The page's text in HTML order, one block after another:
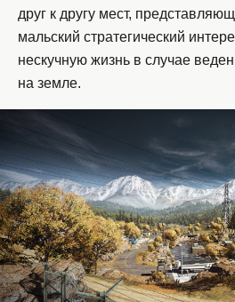
друг к другу мест,
мальский стратегический
нескучную жизнь в случае
на земле.